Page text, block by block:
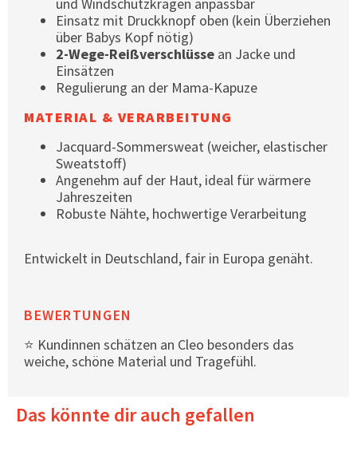
Einsatz mit Druckknopf oben (kein Überziehen
über Babys Kopf nötig)
2-Wege-Reißverschlüsse an Jacke und
Einsätzen
Regulierung an der Mama-Kapuze
MATERIAL & VERARBEITUNG
Jacquard-Sommersweat (weicher, elastischer
Sweatstoff)
Angenehm auf der Haut, ideal für wärmere
Jahreszeiten
Robuste Nähte, hochwertige Verarbeitung
Entwickelt in Deutschland, fair in Europa genäht.
BEWERTUNGEN
⭐ Kundinnen schätzen an Cleo besonders das
weiche, schöne Material und Tragefühl.
Das könnte dir auch gefallen